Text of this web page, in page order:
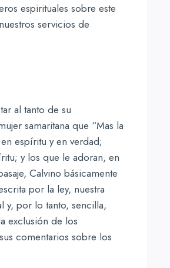
espirituales sobre este
servicios de
al tanto de su
samaritana que “Mas la
espíritu y en verdad;
y los que le adoran, en
Calvino básicamente
por la ley, nuestra
y, por lo tanto, sencilla,
exclusión de los
comentarios sobre los